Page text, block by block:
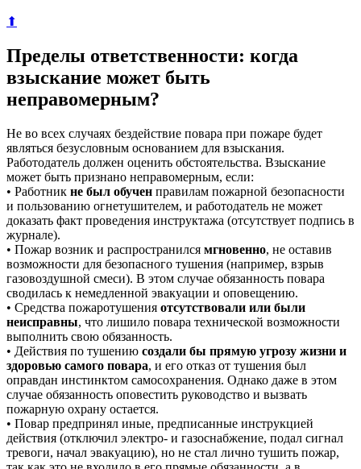
⬆
Пределы ответственности: когда
взыскание может быть
неправомерным?
Не во всех случаях бездействие повара при пожаре будет
являться безусловным основанием для взыскания.
Работодатель должен оценить обстоятельства. Взыскание
может быть признано неправомерным, если:
• Работник не был обучен правилам пожарной безопасности
и пользованию огнетушителем, и работодатель не может
доказать факт проведения инструктажа (отсутствует подпись в
журнале).
• Пожар возник и распространился мгновенно, не оставив
возможности для безопасного тушения (например, взрыв
газовоздушной смеси). В этом случае обязанность повара
сводилась к немедленной эвакуации и оповещению.
• Средства пожаротушения отсутствовали или были
неисправны, что лишило повара технической возможности
выполнить свою обязанность.
• Действия по тушению создали бы прямую угрозу жизни и
здоровью самого повара, и его отказ от тушения был
оправдан инстинктом самосохранения. Однако даже в этом
случае обязанность оповестить руководство и вызвать
пожарную охрану остается.
• Повар предпринял иные, предписанные инструкцией
действия (отключил электро- и газоснабжение, подал сигнал
тревоги, начал эвакуацию), но не стал лично тушить пожар,